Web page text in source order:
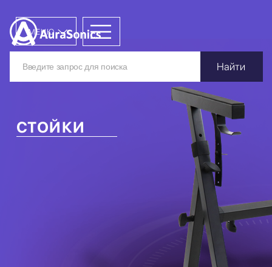
Найти
МЕНЮ
СТОЙКИ